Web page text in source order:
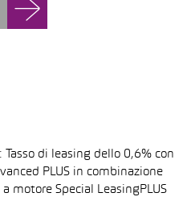
di leasing dello 0,6% con
PLUS in combinazione
motore Special LeasingPLUS